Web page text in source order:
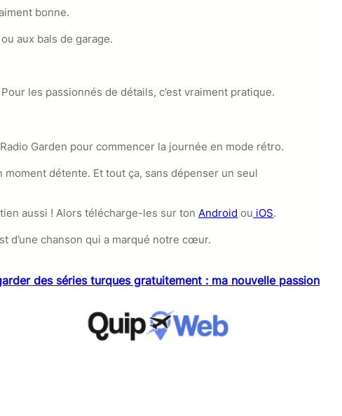
bonne.
aux bals de garage.
les passionnés de détails, c’est vraiment pratique.
Garden pour commencer la journée en mode rétro.
moment détente. Et tout ça, sans dépenser un seul
aussi ! Alors télécharge-les sur ton Android ou iOS.
d’une chanson qui a marqué notre cœur.
des séries turques gratuitement : ma nouvelle passion